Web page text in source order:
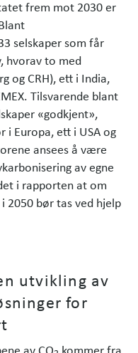
frem mot 2030 er
selskaper som får
hvorav to med
og CRH), ett i India,
Tilsvarende blant
«godkjent»,
Europa, ett i USA og
ansees å være
av egne
i rapporten at om
2050 bør tas ved hjelp
utvikling av
for
av CO kommer fra